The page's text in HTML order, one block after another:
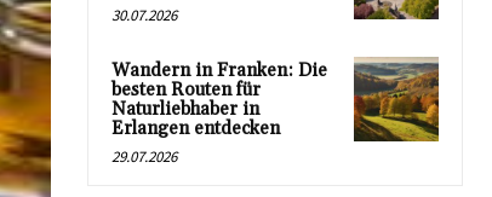
30.07.2026
Wandern in Franken: Die
besten Routen für
Naturliebhaber in
Erlangen entdecken
29.07.2026